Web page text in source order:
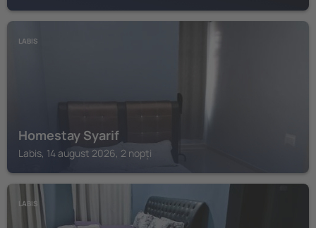
LABIS
Homestay Syarif
Labis, 14 august 2026, 2 nopți
LABIS